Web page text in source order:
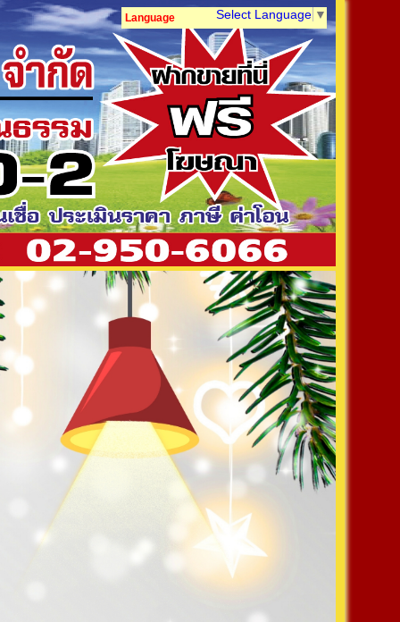
Language Select Language ▼